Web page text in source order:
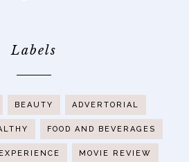
Labels
ADVERTORIAL
BEAUTY
FOOD AND BEVERAGES
MOVIE REVIEW